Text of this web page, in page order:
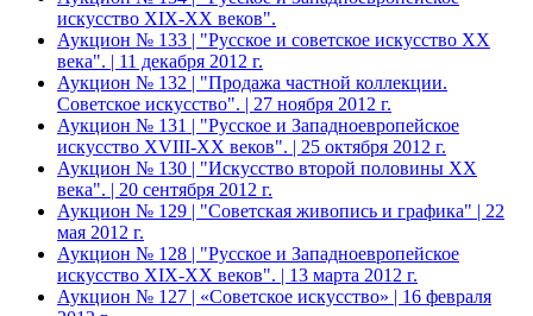
искусство XIX-ХХ веков".
Аукцион № 133 | "Русское и советское искусство ХХ
века". | 11 декабря 2012 г.
Аукцион № 132 | "Продажа частной коллекции.
Советское искусство". | 27 ноября 2012 г.
Аукцион № 131 | "Русское и Западноевропейское
искусство XVIII-ХХ веков". | 25 октября 2012 г.
Аукцион № 130 | "Искусство второй половины XX
века". | 20 сентября 2012 г.
Аукцион № 129 | "Советская живопись и графика" | 22
мая 2012 г.
Аукцион № 128 | "Русское и Западноевропейское
искусство XIX-ХХ веков". | 13 марта 2012 г.
Аукцион № 127 | «Советское искусство» | 16 февраля